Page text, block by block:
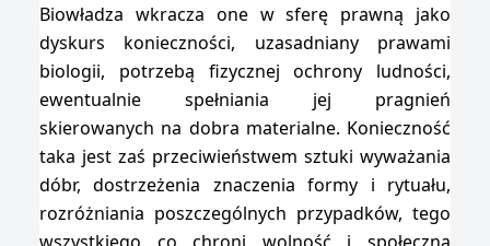
Biowładza wkracza one w sferę prawną jako
dyskurs konieczności, uzasadniany prawami
biologii, potrzebą fizycznej ochrony ludności,
ewentualnie spełniania jej pragnień
skierowanych na dobra materialne. Konieczność
taka jest zaś przeciwieństwem sztuki wyważania
dóbr, dostrzeżenia znaczenia formy i rytuału,
rozróżniania poszczególnych przypadków, tego